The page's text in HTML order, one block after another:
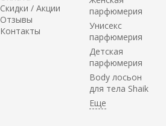
Скидки / Акции
Отзывы
Контакты
парфюмерия
Унисекс
парфюмерия
Детская
парфюмерия
Body лосьон
для тела Shaik